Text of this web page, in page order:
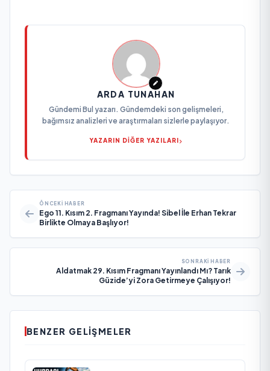
ARDA TUNAHAN
Gündemi Bul yazarı. Gündemdeki son gelişmeleri,
bağımsız analizleri ve araştırmaları sizlerle paylaşıyor.
YAZARIN DİĞER YAZILARI
ÖNCEKI HABER
Ego 11. Kısım 2. Fragmanı Yayında! Sibel İle Erhan Tekrar
Birlikte Olmaya Başlıyor!
SONRAKI HABER
Aldatmak 29. Kısım Fragmanı Yayınlandı Mı? Tarık
Güzide’yi Zora Getirmeye Çalışıyor!
BENZER GELIŞMELER